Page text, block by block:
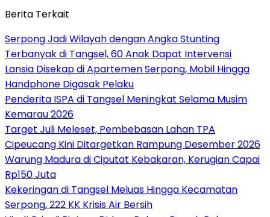
Berita Terkait
Serpong Jadi Wilayah dengan Angka Stunting
Terbanyak di Tangsel, 60 Anak Dapat Intervensi
Lansia Disekap di Apartemen Serpong, Mobil Hingga
Handphone Digasak Pelaku
Penderita ISPA di Tangsel Meningkat Selama Musim
Kemarau 2026
Target Juli Meleset, Pembebasan Lahan TPA
Cipeucang Kini Ditargetkan Rampung Desember 2026
Warung Madura di Ciputat Kebakaran, Kerugian Capai
Rp150 Juta
Kekeringan di Tangsel Meluas Hingga Kecamatan
Serpong, 222 KK Krisis Air Bersih